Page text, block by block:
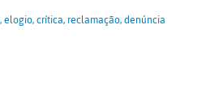
elogio, crítica, reclamação, denúncia